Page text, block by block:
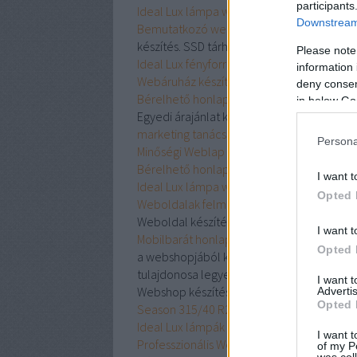
Please
information
deny
in below
I want
Opted
I want
Opted
I want
Opted
I want
of my
Ideal Lux lámpa webshop VERSUS SP168
Bemutatkozó weboldal
már 20 000 Ft-
készítés. SSD tárhelyen, képváltóval,
Ideal Lux fényforrás CAESAR SP6 CROMO
Webáruház készítés
Bérelhető honlap - Apple gyors Szerviz
Egyedi árajánlat készítése bútor
marketing tanácsadás
Látványterv és
Minőségi Weblap készítés
Bérelhető honlap készítés - Chiptuning -
Ideal Lux lámpa webáruház ARMONY PT2
Weboldalak felmérése, optimalizálása,
Weboldal készítése referenciákkal
Mobilbarát honlapkészítés
a webshopjából kiszolgálni a vásárlóit?
tulajdonosa legyen, amely
Webshop készítés keresőoptimalizálással
Season 315/40 R21 115 Y (300 km/h)
Ideal Lux lámpák UNION AP2 142197
Professzionális Webáruház készítés -